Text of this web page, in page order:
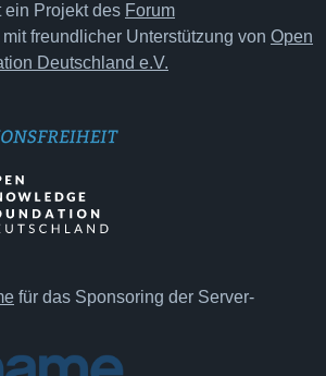
ein Projekt des Forum
mit freundlicher Unterstützung von Open
Deutschland e.V.
für das Sponsoring der Server-